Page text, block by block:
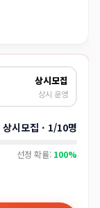
상시모집
상시 운영
상시모집 · 1/10명
선정 확률: 100%